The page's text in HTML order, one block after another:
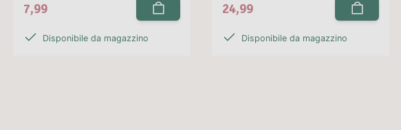
7,99
Disponibile da magazzino
24,99
Disponibile da magazzino